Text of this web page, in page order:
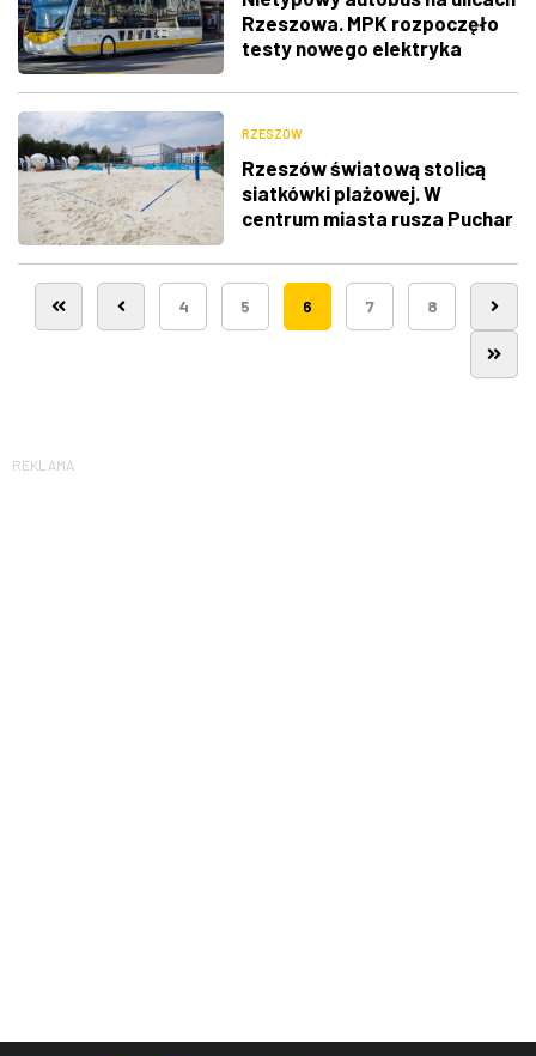
Rzeszowa. MPK rozpoczęło
testy nowego elektryka
RZESZÓW
Rzeszów światową stolicą
siatkówki plażowej. W
centrum miasta rusza Puchar
4 5 6 7 8
REKLAMA